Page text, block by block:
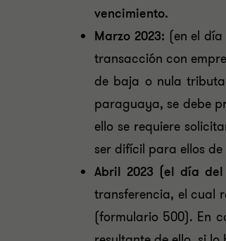
vencimiento.
Marzo 2023: (en el
transacción con
de baja o nula
paraguaya, se debe
ello se requiere
ser difícil para ellos
Abril 2023 (el día del
transferencia, el cual
(formulario 500). En